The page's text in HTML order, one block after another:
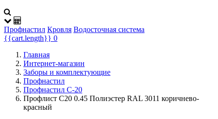
Профнастил Кровля Водосточная система
{{cart.length}} 0
Главная
Интернет-магазин
Заборы и комплектующие
Профнастил
Профнастил С-20
Профлист С20 0.45 Полиэстер RAL 3011 коричнево-
красный